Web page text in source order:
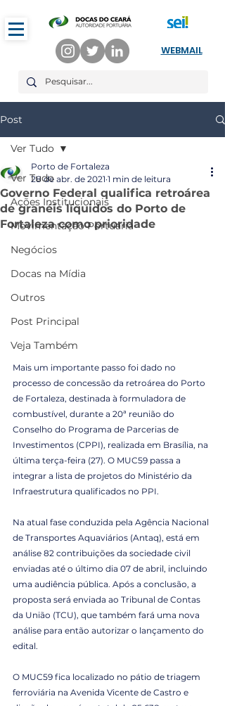
WEBMAIL
Post
Ver Tudo
Ações Institucionais
Movimentação Portuária
Negócios
Docas na Mídia
Outros
Post Principal
Veja Também
Ver Tudo
Governo Federal qualifica retroárea
de granéis líquidos do Porto de
Fortaleza como prioridade
Porto de Fortaleza
28 de abr. de 2021 1 min de leitura
Mais um importante passo foi dado no
processo de concessão da retroárea do Porto
de Fortaleza, destinada à formuladora de
combustível, durante a 20ª reunião do
Conselho do Programa de Parcerias de
Investimentos (CPPI), realizada em Brasília, na
última terça-feira (27). O MUC59 passa a
integrar a lista de projetos do Ministério da
Infraestrutura qualificados no PPI.
Na atual fase conduzida pela Agência Nacional
de Transportes Aquaviários (Antaq), está em
análise 82 contribuições da sociedade civil
enviadas até o último dia 07 de abril, incluindo
uma audiência pública. Após a conclusão, a
proposta será enviada ao Tribunal de Contas
da União (TCU), que também fará uma nova
análise para então autorizar o lançamento do
edital.
O MUC59 fica localizado no pátio de triagem
ferroviária na Avenida Vicente de Castro e